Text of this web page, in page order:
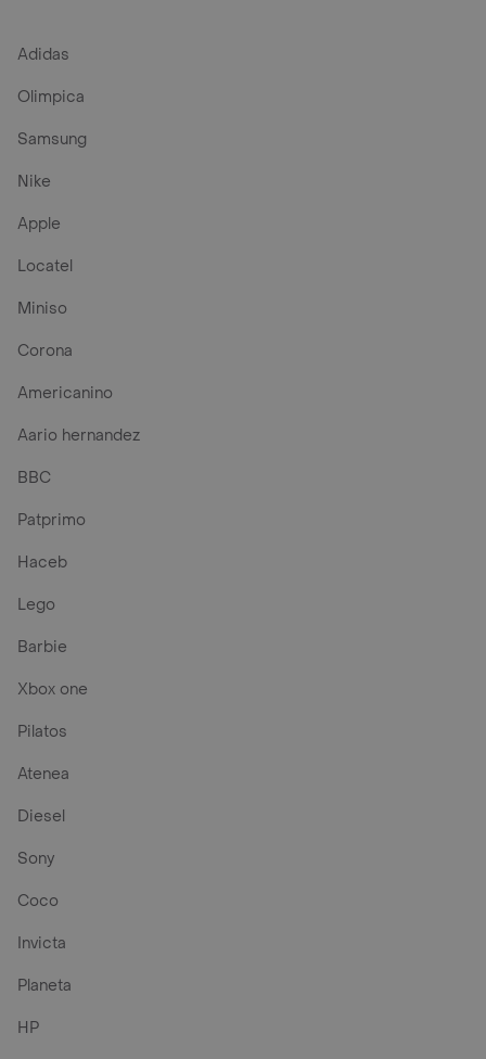
Adidas
Olimpica
Samsung
Nike
Apple
Locatel
Miniso
Corona
Americanino
Aario hernandez
BBC
Patprimo
Haceb
Lego
Barbie
Xbox one
Pilatos
Atenea
Diesel
Sony
Coco
Invicta
Planeta
HP